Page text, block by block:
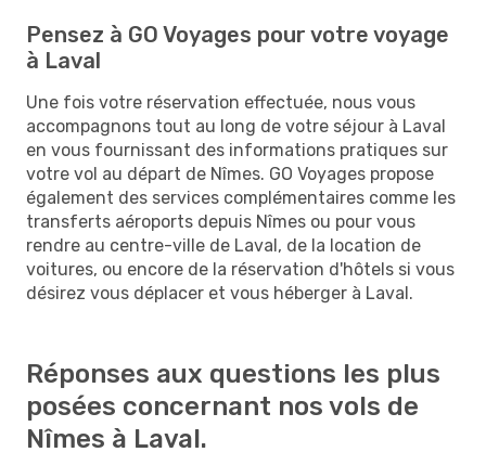
Pensez à GO Voyages pour votre voyage
à Laval
Une fois votre réservation effectuée, nous vous
accompagnons tout au long de votre séjour à Laval
en vous fournissant des informations pratiques sur
votre vol au départ de Nîmes. GO Voyages propose
également des services complémentaires comme les
transferts aéroports depuis Nîmes ou pour vous
rendre au centre-ville de Laval, de la location de
voitures, ou encore de la réservation d'hôtels si vous
désirez vous déplacer et vous héberger à Laval.
Réponses aux questions les plus
posées concernant nos vols de
Nîmes à Laval.